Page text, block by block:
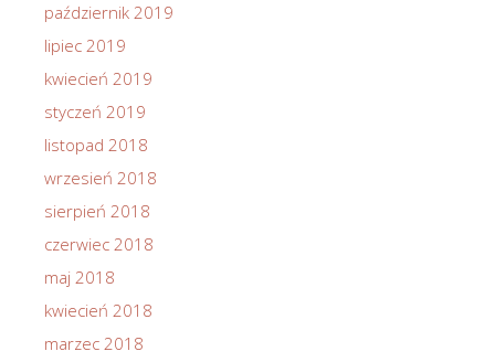
październik 2019
lipiec 2019
kwiecień 2019
styczeń 2019
listopad 2018
wrzesień 2018
sierpień 2018
czerwiec 2018
maj 2018
kwiecień 2018
marzec 2018